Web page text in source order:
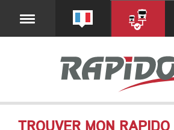
TROUVER MON RAPIDO